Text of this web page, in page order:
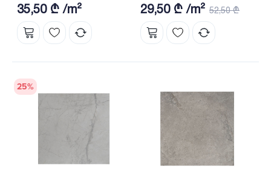
35,50 ₾ /m² 29,50 ₾ /m² 52,50 ₾
25%